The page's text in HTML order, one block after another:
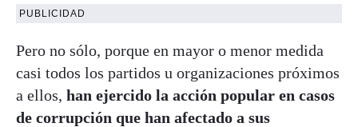
PUBLICIDAD
Pero no sólo, porque en mayor o menor medida
casi todos los partidos u organizaciones próximos
a ellos, han ejercido la acción popular en casos
de corrupción que han afectado a sus